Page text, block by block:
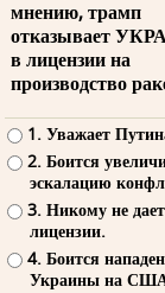
мнению, трамп
отказывает
в лицензии на
производство
1. Уважает
2. Боится
эскалацию
3. Никому не
лицензии.
4. Боится
Украины на